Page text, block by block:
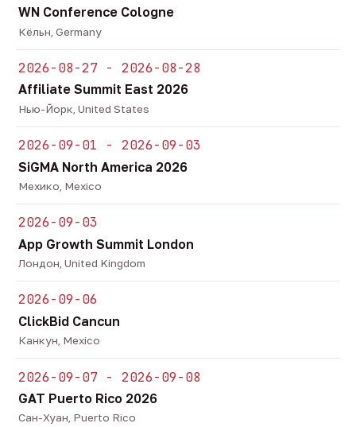
WN Conference Cologne
Кёльн, Germany
2026-08-27 - 2026-08-28
Affiliate Summit East 2026
Нью-Йорк, United States
2026-09-01 - 2026-09-03
SiGMA North America 2026
Мехико, Mexico
2026-09-03
App Growth Summit London
Лондон, United Kingdom
2026-09-06
ClickBid Cancun
Канкун, Mexico
2026-09-07 - 2026-09-08
GAT Puerto Rico 2026
Сан-Хуан, Puerto Rico